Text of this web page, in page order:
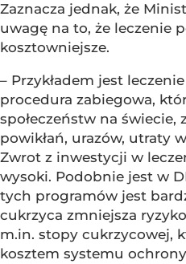
Zaznacza jednak, że
uwagę na to, że leczenie
kosztowniejsze.
– Przykładem jest
procedura zabiegowa,
społeczeństw na świecie,
powikłań, urazów, utraty
Zwrot z inwestycji w
wysoki. Podobnie jest w
tych programów jest
cukrzyca zmniejsza
m.in. stopy cukrzycowej,
kosztem systemu